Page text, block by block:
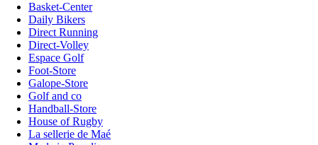
Basket-Center
Daily Bikers
Direct Running
Direct-Volley
Espace Golf
Foot-Store
Galope-Store
Golf and co
Handball-Store
House of Rugby
La sellerie de Maé